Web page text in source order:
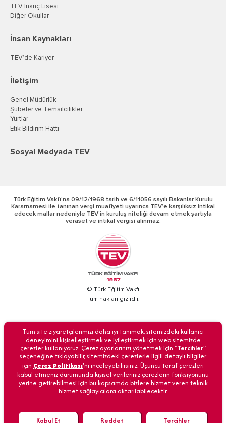
TEV İnanç Lisesi
Diğer Okullar
İnsan Kaynakları
TEV’de Kariyer
İletişim
Genel Müdürlük
Şubeler ve Temsilcilikler
Yurtlar
Etik Bildirim Hattı
Sosyal Medyada TEV
Türk Eğitim Vakfı’na 09/12/1968 tarih ve 6/11056 sayılı Bakanlar Kurulu
Kararnamesi ile tanınan vergi muafiyeti uyarınca TEV’e karşılıksız intikal
edecek mallar nedeniyle TEV’in kuruluş niteliği devam etmek şartıyla
veraset ve intikal vergisi alınmaz.
© Türk Eğitim Vakfı
Tüm hakları gizlidir.
BİZİ ARAYIN
Anasayfa İletişim Veri Güvenliği Kişisel Verilerin Korunması
Tüm site ziyaretçilerimizi daha iyi tanımak, sitemizdeki kullanıcı
deneyimini kişiselleştirmek ve iyileştirmek için web sitemizde
çerezler kullanıyoruz. Çerez ayarlarınızı yönetmek için "Tercihler"
seçeneğine tıklayabilir, sitemizdeki çerezlerle ilgili detaylı bilgiler
için Çerez Politikası'nı inceleyebilirsiniz. Üçüncü taraf çerezleri
kabul etmeniz durumunda kişisel verileriniz çerezlerin fonksiyonunu
yerine getirebilmesi için bu kapsamda bizlere hizmet veren teknik
hizmet sağlayıcılara aktarılabilecektir.
Kabul Et Reddet Tercihler